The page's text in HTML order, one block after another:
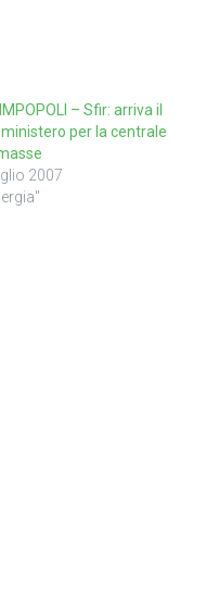
– Sfir: arriva il
per la centrale
2007